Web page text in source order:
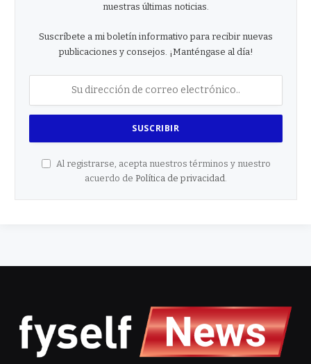
nuestras últimas noticias.
Suscríbete a mi boletín informativo para recibir nuevas
publicaciones y consejos. ¡Manténgase al día!
Al registrarse, acepta nuestros términos y nuestro
acuerdo de Política de privacidad